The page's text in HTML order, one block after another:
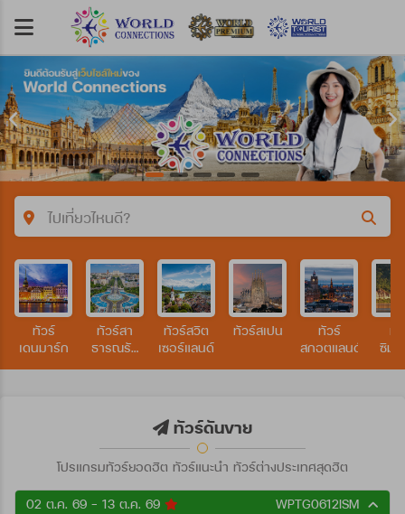
ไปเที่ยวไหนดี?
คำค้นหา/รหัสทัวร์
ประเทศ
ถึงวันที่
ทัวร์
เดนมาร์ก
ทัวร์สา
ธารณรัฐ
ทัวร์สวิต
เซอร์แลนด์
ทัวร์สเปน
ทัวร์
สกอตแลนด์
ทั
ซิมบั
ทัวร์ดันขาย
โปรแกรมทัวร์ยอดฮิต ทัวร์แนะนำ ทัวร์ต่างประเทศสุดฮิต
02 ต.ค. 69 - 13 ต.ค. 69
WPTG0612ISM